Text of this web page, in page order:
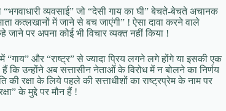
व्यवसाई” जो “देसी गाय का घी” बेचते-बेचते अचानक
कत्लखानों में जाने से बच जाएंगी” ! ऐसा दावा करने वाले
जाने पर अपना कोई भी विचार व्यक्त नहीं किया !
“गाय” और “राष्ट्र” से ज्यादा प्रिय लगने लगे होंगे या इसकी एक
कि उन्होंने अब सत्तासीन नेताओं के विरोध में न बोलने का निर्णय
रक्षा के लिये पहले की सत्ताधीशों का राष्ट्रप्रेम के नाम पर
के मुद्दे पर मौन हैं !